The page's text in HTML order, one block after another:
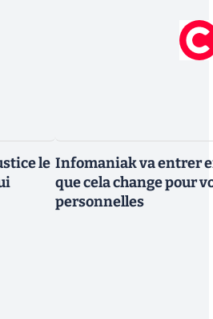
le Infomaniak va entrer
que cela change pour
personnelles